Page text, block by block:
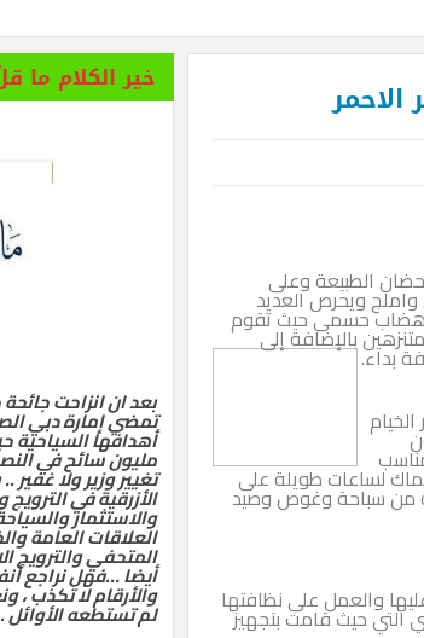
القادر
الدفاع عن الحضارة ترفض الرد المستفز لبطلة كليوباترا
الاحمر
الطبيعة وعلى
ويحرص العديد
في هضاب حسمى حيث تقوم
بالإضافة إلى
بداء.
لساعات طويلة على
من سباحة وغوص وصيد
والعمل على نظافتها
التي حيث قامت بتجهيز
خير الكلام ما
بعد ان انزاحت
تمضي إمارة دبي
تغيير وزير ولا
الأزرقية في
والاستثمار
العلاقات العامة
المتحفي والترويج
أيضا …فهل نراجع
والأرقام لا تكذب ،
لم تستطعه الأوائل